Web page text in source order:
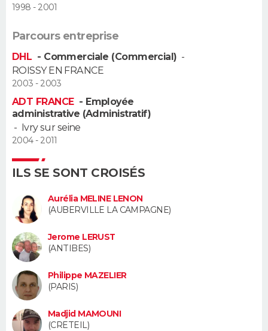
Destinations
City break
Voyage nature
Voyage de noces
Forum
Climat
+
PHOTO
GUIDES D'ACHAT
BONS PLANS
CARTE DE VOEUX
Carte de Noël
Carte Bonne année
Carte Saint-Valentin
Carte Pâques
Carte d'anniversaire
DICTIONNAIRE
PROGRAMME TV
COPAINS D'AVANT
S'inscrire
Se connecter
Lycées
Collèges
Primaires
Universités
Entreprises
Service militaire
Avis de recherche
AVIS DE DÉCÈS
FORUM
Bricolage
Lifestyle
Culture
Sport
Auto
Television
Voyage
Cinema
1998 - 2001
Parcours entreprise
DHL - Commerciale (Commercial) -
ROISSY EN FRANCE
2003 - 2003
ADT FRANCE - Employée
administrative (Administratif)
-
Ivry sur seine
2004 - 2011
ILS SE SONT CROISÉS
Aurélia MELINE LENON
(AUBERVILLE LA CAMPAGNE)
Jerome LERUST
(ANTIBES)
Philippe MAZELIER
(PARIS)
Madjid MAMOUNI
(CRETEIL)